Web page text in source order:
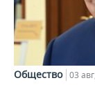
Общество 03